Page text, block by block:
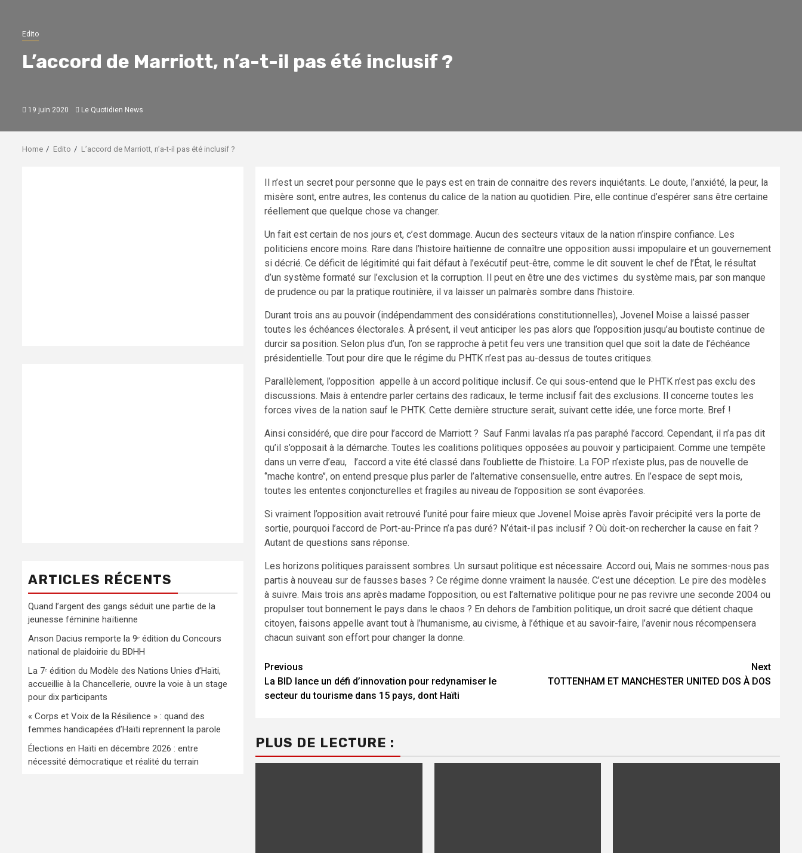
Edito
L’accord de Marriott, n’a-t-il pas été inclusif ?
19 juin 2020 Le Quotidien News
Home Edito L’accord de Marriott, n’a-t-il pas été inclusif ?
Il n’est un secret pour personne que le pays est en train de connaitre des revers inquiétants. Le doute, l’anxiété, la peur, la
misère sont, entre autres, les contenus du calice de la nation au quotidien. Pire, elle continue d’espérer sans être certaine
réellement que quelque chose va changer.
Un fait est certain de nos jours et, c’est dommage. Aucun des secteurs vitaux de la nation n’inspire confiance. Les
politiciens encore moins. Rare dans l’histoire haïtienne de connaître une opposition aussi impopulaire et un gouvernement
si décrié. Ce déficit de légitimité qui fait défaut à l’exécutif peut-être, comme le dit souvent le chef de l’État, le résultat
d’un système formaté sur l’exclusion et la corruption. Il peut en être une des victimes du système mais, par son manque
de prudence ou par la pratique routinière, il va laisser un palmarès sombre dans l’histoire.
Durant trois ans au pouvoir (indépendamment des considérations constitutionnelles), Jovenel Moise a laissé passer
toutes les échéances électorales. À présent, il veut anticiper les pas alors que l’opposition jusqu’au boutiste continue de
durcir sa position. Selon plus d’un, l’on se rapproche à petit feu vers une transition quel que soit la date de l’échéance
présidentielle. Tout pour dire que le régime du PHTK n’est pas au-dessus de toutes critiques.
Parallèlement, l’opposition appelle à un accord politique inclusif. Ce qui sous-entend que le PHTK n’est pas exclu des
discussions. Mais à entendre parler certains des radicaux, le terme inclusif fait des exclusions. Il concerne toutes les
forces vives de la nation sauf le PHTK. Cette dernière structure serait, suivant cette idée, une force morte. Bref !
Ainsi considéré, que dire pour l’accord de Marriott ? Sauf Fanmi lavalas n’a pas paraphé l’accord. Cependant, il n’a pas dit
qu’il s’opposait à la démarche. Toutes les coalitions politiques opposées au pouvoir y participaient. Comme une tempête
dans un verre d’eau, l’accord a vite été classé dans l’oubliette de l’histoire. La FOP n’existe plus, pas de nouvelle de
‘’mache kontre’’, on entend presque plus parler de l’alternative consensuelle, entre autres. En l’espace de sept mois,
toutes les ententes conjoncturelles et fragiles au niveau de l’opposition se sont évaporées.
Si vraiment l’opposition avait retrouvé l’unité pour faire mieux que Jovenel Moise après l’avoir précipité vers la porte de
sortie, pourquoi l’accord de Port-au-Prince n’a pas duré? N’était-il pas inclusif ? Où doit-on rechercher la cause en fait ?
Autant de questions sans réponse.
Les horizons politiques paraissent sombres. Un sursaut politique est nécessaire. Accord oui, Mais ne sommes-nous pas
partis à nouveau sur de fausses bases ? Ce régime donne vraiment la nausée. C’est une déception. Le pire des modèles
à suivre. Mais trois ans après madame l’opposition, ou est l’alternative politique pour ne pas revivre une seconde 2004 ou
propulser tout bonnement le pays dans le chaos ? En dehors de l’ambition politique, un droit sacré que détient chaque
citoyen, faisons appelle avant tout à l’humanisme, au civisme, à l’éthique et au savoir-faire, l’avenir nous récompensera
chacun suivant son effort pour changer la donne.
Continue
Reading
Previous
La BID lance un défi d’innovation pour redynamiser le
secteur du tourisme dans 15 pays, dont Haïti
Next
TOTTENHAM ET MANCHESTER UNITED DOS À DOS
PLUS DE LECTURE :
ARTICLES RÉCENTS
Quand l’argent des gangs séduit une partie de la
jeunesse féminine haïtienne
Anson Dacius remporte la 9ᵉ édition du Concours
national de plaidoirie du BDHH
La 7ᵉ édition du Modèle des Nations Unies d’Haïti,
accueillie à la Chancellerie, ouvre la voie à un stage
pour dix participants
« Corps et Voix de la Résilience » : quand des
femmes handicapées d’Haïti reprennent la parole
Élections en Haïti en décembre 2026 : entre
nécessité démocratique et réalité du terrain